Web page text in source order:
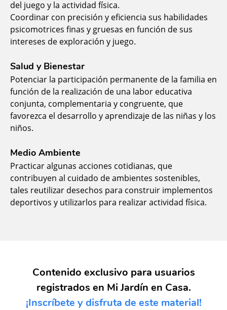
del juego y la actividad física.
Coordinar con precisión y eficiencia sus habilidades
psicomotrices finas y gruesas en función de sus
intereses de exploración y juego.
Salud y Bienestar
Potenciar la participación permanente de la familia en
función de la realización de una labor educativa
conjunta, complementaria y congruente, que
favorezca el desarrollo y aprendizaje de las niñas y los
niños.
Medio Ambiente
Practicar algunas acciones cotidianas, que
contribuyen al cuidado de ambientes sostenibles,
tales reutilizar desechos para construir implementos
deportivos y utilizarlos para realizar actividad física.
Contenido exclusivo para usuarios
registrados en Mi Jardín en Casa.
¡Inscríbete y disfruta de este material!